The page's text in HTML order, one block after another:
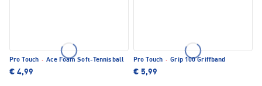
Pro Touch · Ace Foam Soft-Tennisball
€ 4,99
Pro Touch · Grip 100 Griffband
€ 5,99